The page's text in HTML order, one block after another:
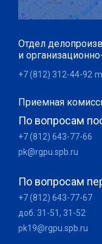
Отдел
и
+7 (812) 312-44-92
Приемная
По вопросам
+7 (812) 643-77-66
pk@rgpu.spb.ru
По вопросам
+7 (812) 643-77-67
доб. 31-51, 31-52
pk19@rgpu.spb.ru